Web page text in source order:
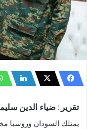
تقرير : ضياء الدين
يمتلك السودان وروسيا